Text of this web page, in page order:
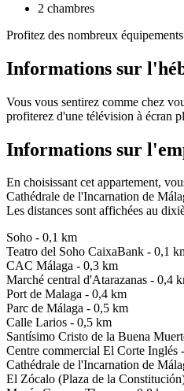
2 chambres
Profitez des nombreux
Informations sur
Vous vous sentirez comme chez
profiterez d'une télévision à écran
Informations sur
En choisissant cet appartement,
Cathédrale de l'Incarnation de
Les distances sont affichées au
Soho - 0,1 km
Teatro del Soho CaixaBank - 0,1
CAC Málaga - 0,3 km
Marché central d'Atarazanas - 0,4
Port de Malaga - 0,4 km
Parc de Málaga - 0,5 km
Calle Larios - 0,5 km
Santísimo Cristo de la Buena
Centre commercial El Corte Inglés
Cathédrale de l'Incarnation de
El Zócalo (Plaza de la